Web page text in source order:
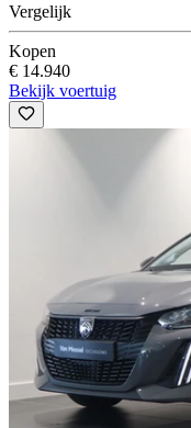
Vergelijk
Kopen
€ 14.940
Bekijk voertuig